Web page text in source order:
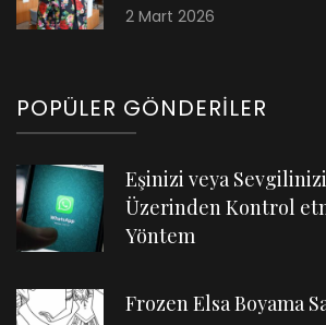
2 Mart 2026
POPÜLER GÖNDERILER
Eşinizi veya
Üzerinden Kontrol
Yöntem
Frozen Elsa Boyama